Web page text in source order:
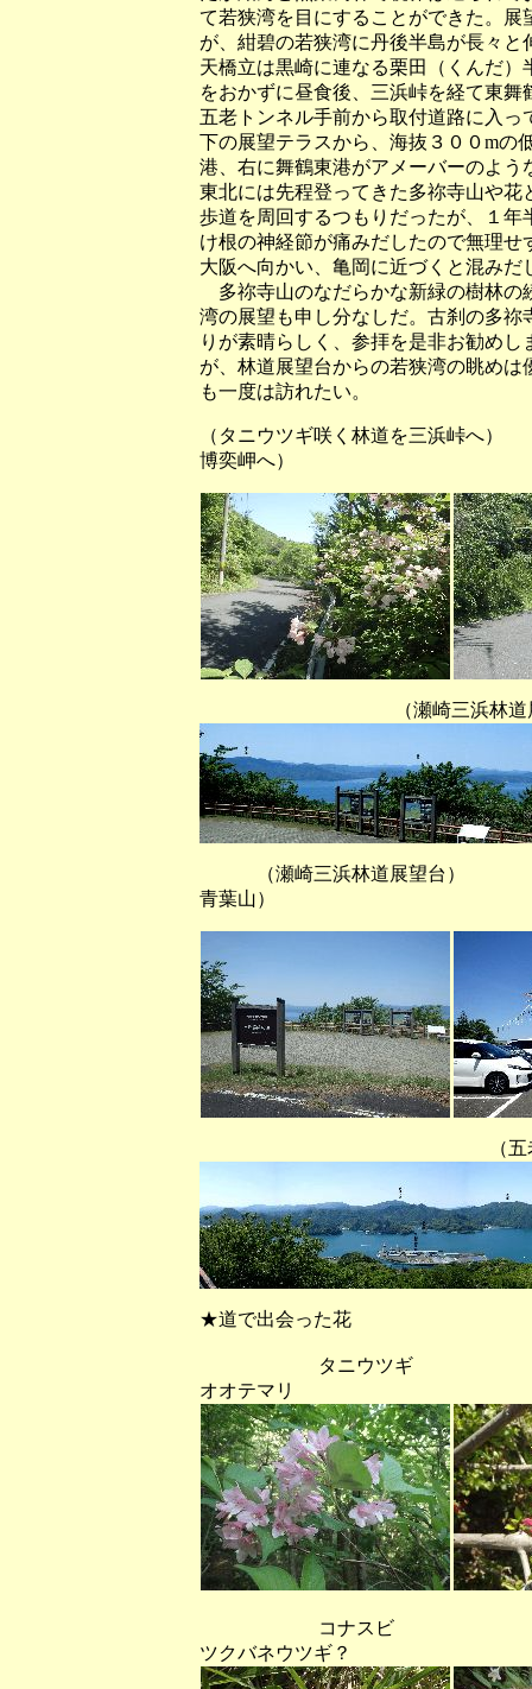
て若狭湾を目にすることができた。
が、紺碧の若狭湾に丹後半島が長々
天橋立は黒崎に連なる栗田（くんだ
をおかずに昼食後、三浜峠を経て東
五老トンネル手前から取付道路に入
下の展望テラスから、海抜３００mの
港、右に舞鶴東港がアメーバーのよ
東北には先程登ってきた多祢寺山や
歩道を周回するつもりだったが、１
け根の神経節が痛みだしたので無理
大阪へ向かい、亀岡に近づくと混みだ
多祢寺山のなだらかな新緑の樹林の
湾の展望も申し分なしだ。古刹の多
りが素晴らしく、参拝を是非お勧め
が、林道展望台からの若狭湾の眺め
も一度は訪れたい。
（タニウツギ咲く林道を三浜峠へ
博奕岬へ）
（瀬崎三浜林道展望台か
（瀬崎三浜林道展望台） （
青葉山）
（五老岳から北方(
★道で出会った花
タニウツ
オオテマリ
コナスビ
ツクバネウツギ？